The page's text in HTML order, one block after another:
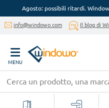
Agosto: possibili ritardi.
info@windowo.com Il blog di
MENU